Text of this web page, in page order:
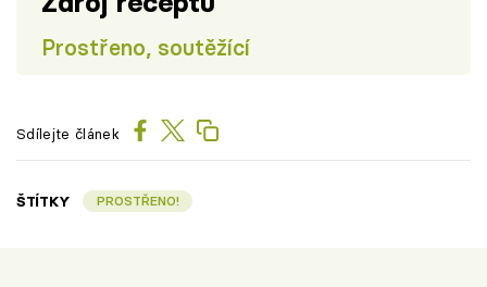
Prostřeno, soutěžící
Sdílejte článek
ŠTÍTKY PROSTŘENO!